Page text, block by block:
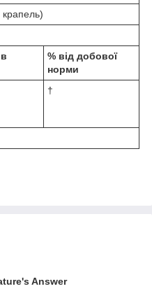
% від добової
норми
†
Answer